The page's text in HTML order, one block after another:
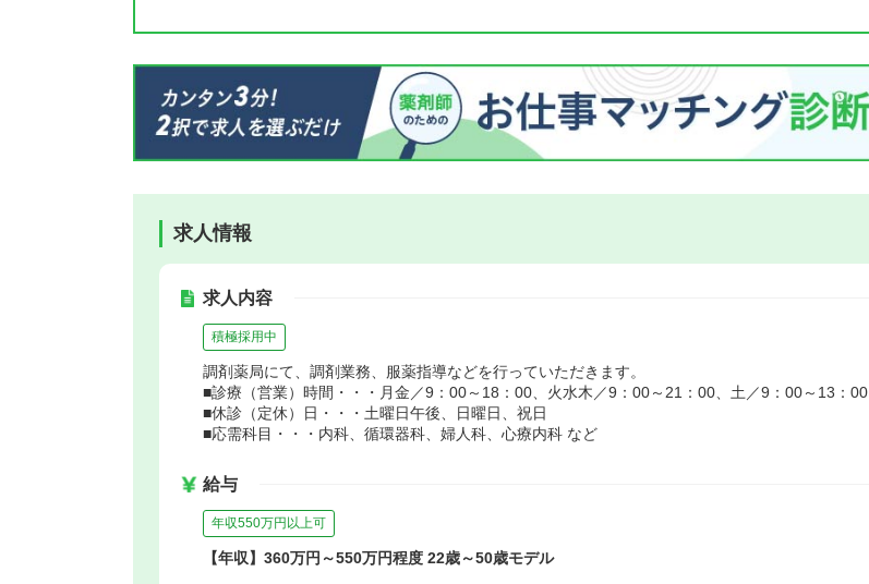
求人情報
求人内容
積極採用中
調剤薬局にて、調剤業務、服薬指導などを行っていただきます。
■診療（営業）時間・・・月金／9：00～18：00、火水木／9：00～21：00、土／9：00～13：00
■休診（定休）日・・・土曜日午後、日曜日、祝日
■応需科目・・・内科、循環器科、婦人科、心療内科 など
給与
年収550万円以上可
【年収】360万円～550万円程度 22歳～50歳モデル